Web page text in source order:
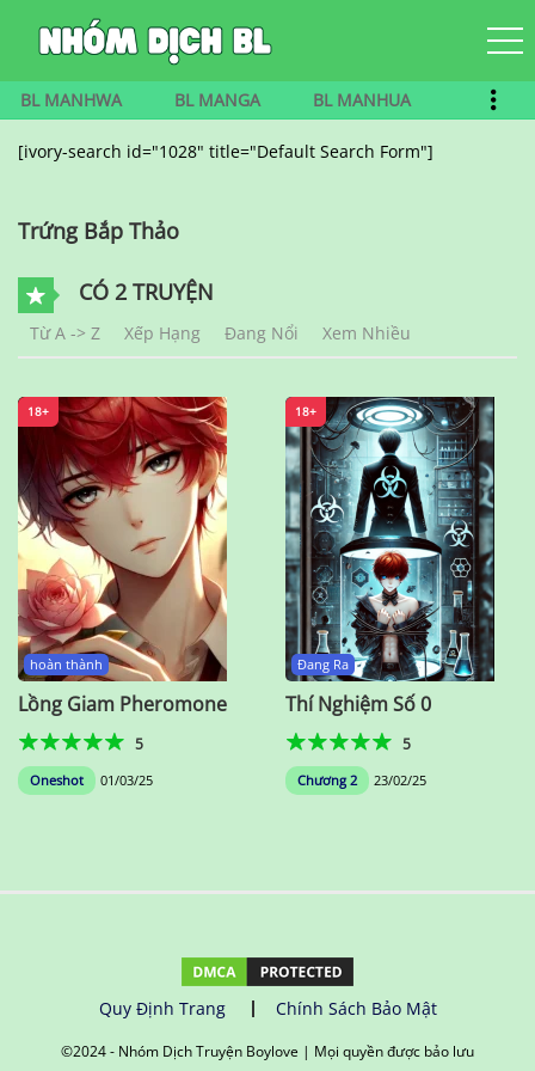
BL MANHWA BL MANGA BL MANHUA
[ivory-search id="1028" title="Default Search Form"]
Trứng Bắp Thảo
CÓ 2 TRUYỆN
Từ A -> Z Xếp Hạng Đang Nổi Xem Nhiều
18+
hoàn thành
Lồng Giam Pheromone
5
Oneshot 01/03/25
18+
Đang Ra
Thí Nghiệm Số 0
5
Chương 2 23/02/25
Quy Định Trang Chính Sách Bảo Mật
©️2024 - Nhóm Dịch Truyện Boylove | Mọi quyền được bảo lưu